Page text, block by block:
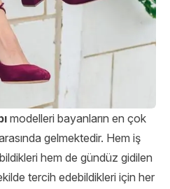
modelleri bayanların en çok
gelmektedir. Hem iş
hem de gündüz gidilen
tercih edebildikleri için her